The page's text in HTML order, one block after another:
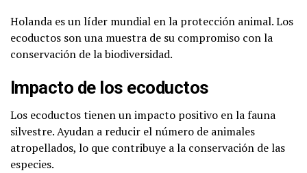
Holanda es un líder mundial en la protección animal. Los
ecoductos son una muestra de su compromiso con la
conservación de la biodiversidad.
Impacto de los ecoductos
Los ecoductos tienen un impacto positivo en la fauna
silvestre. Ayudan a reducir el número de animales
atropellados, lo que contribuye a la conservación de las
especies.